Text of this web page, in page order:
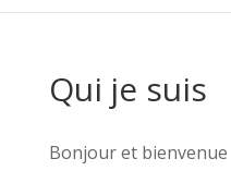
Qui je suis
Bonjour et bienvenue